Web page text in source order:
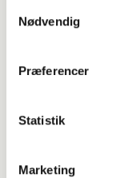
Nødvendig
Præferencer
Statistik
Marketing
Dyrlæge/sundhed
Pas på